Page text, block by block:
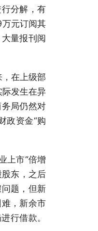
分解，有
元订阅其
量报刊阅
在上级部
际发生在异
局仍然对
政资金“购
上市“倍增
东，之后
题，但新
，新余市
行借款。